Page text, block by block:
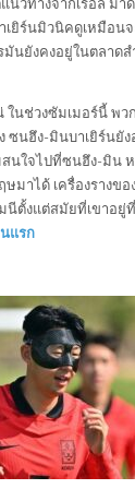
วทางจากเรอัล มา
ยิร์นมิวนิคดูเหมือนจ
นยังคงอยู่ในตลาด
นช่วงซัมเมอร์นี้ พว
ซนฮึง-มินบาเยิร์นยัง
นใจไปที่ซนฮึง-มิน
มาได้ เครื่องรางข
ตั้งแต่สมัยที่เขาอยู่ที่
แรก